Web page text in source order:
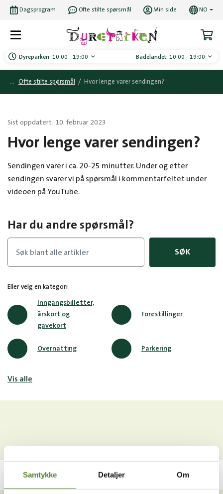
Samtykke Detaljer Om
Dyreparken: 10:00 - 19:00 Badelandet: 10:00 - 19:00
Dagsprogram Ofte stilte spørsmål Min side NO
Ofte stilte spørsmål / Hvor lenge varer sendingen?
Sist oppdatert: 10. februar 2023
Hvor lenge varer sendingen?
Sendingen varer i ca. 20-25 minutter. Under og etter
sendingen svarer vi på spørsmål i kommentarfeltet under
videoen på YouTube.
Har du andre spørsmål?
SØK
Eller velg en kategori
Inngangsbilletter,
årskort og
gavekort
Forestillinger
Overnatting Parkering
Vis alle